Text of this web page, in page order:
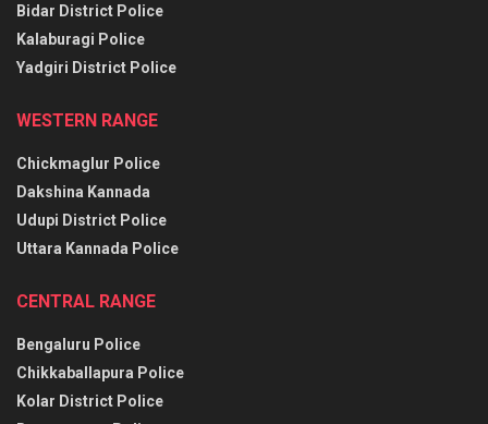
Bidar District Police
Kalaburagi Police
Yadgiri District Police
WESTERN RANGE
Chickmaglur Police
Dakshina Kannada
Udupi District Police
Uttara Kannada Police
CENTRAL RANGE
Bengaluru Police
Chikkaballapura Police
Kolar District Police